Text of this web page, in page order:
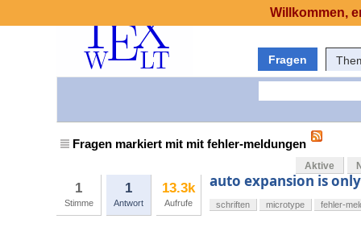
Fragen
Fragen markiert mit mit fehler-meldungen
Aktive
1
Stimme
1
Antwort
13.3k
Aufrufe
auto expansion is
schriften microtype fehler-
Willkommen,